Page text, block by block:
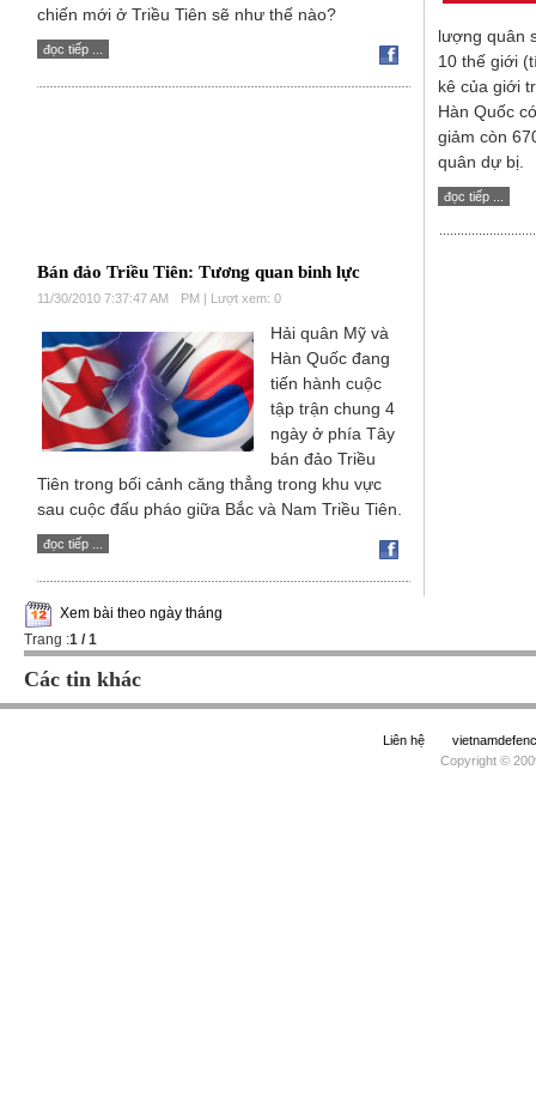
chiến mới ở Triều Tiên sẽ như thế nào?
đọc tiếp ...
lượng quân
10 thế giới
kê của giới
Hàn Quốc
giảm còn
quân dự bị.
đọc tiếp ...
Bán đảo Triều Tiên: Tương quan binh lực
11/30/2010 7:37:47 AM PM | Lượt xem: 0
Hải quân Mỹ và
Hàn Quốc đang
tiến hành cuộc
tập trận chung 4
ngày ở phía Tây
bán đảo Triều
Tiên trong bối cảnh căng thẳng trong khu vực
sau cuộc đấu pháo giữa Bắc và Nam Triều Tiên.
đọc tiếp ...
Xem bài theo ngày tháng
Trang :1 / 1
Các tin khác
Liên hệ
Copyright ©